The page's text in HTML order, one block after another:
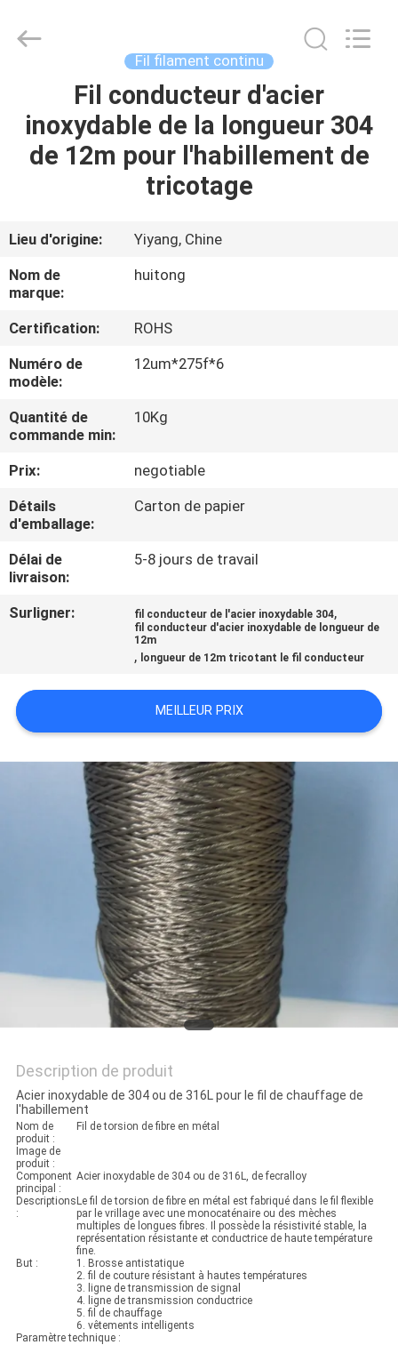
MAISON
PRODUITS
EXPOSITION
DE
VR
AU
SUJET
DE
NOUS
VISITE
D'USINE
CONTRÔLE
CONTACTEZ-
NOUS
DEMANDEZ
CITATION
DU
EN
MATIÈRE
DE
PROTECTION
DE
VIE
PRIVÉE
Advanced
Materials
Fil filament continu
Fil conducteur d'acier
inoxydable de la longueur 304
de 12m pour l'habillement de
tricotage
Lieu d'origine:
Yiyang, Chine
Nom de
marque:
huitong
Certification:
ROHS
Numéro de
modèle:
12um*275f*6
Quantité de
commande min:
10Kg
Prix:
negotiable
Détails
d'emballage:
Carton de papier
Délai de
livraison:
5-8 jours de travail
Surligner: fil conducteur de l'acier inoxydable 304,
fil conducteur d'acier inoxydable de longueur de
12m
, longueur de 12m tricotant le fil conducteur
MEILLEUR PRIX
Description de produit
Acier inoxydable de 304 ou de 316L pour le fil de chauffage de
l'habillement
Nom de
produit :
Fil de torsion de fibre en métal
Image de
produit :
Component
principal :
Acier inoxydable de 304 ou de 316L, de fecralloy
Descriptions
:
Le fil de torsion de fibre en métal est fabriqué dans le fil flexible
par le vrillage avec une monocaténaire ou des mèches
multiples de longues fibres. Il possède la résistivité stable, la
représentation résistante et conductrice de haute température
fine.
But :
1. Brosse antistatique
2. fil de couture résistant à hautes températures
3. ligne de transmission de signal
4. ligne de transmission conductrice
5. fil de chauffage
6. vêtements intelligents
Paramètre technique :